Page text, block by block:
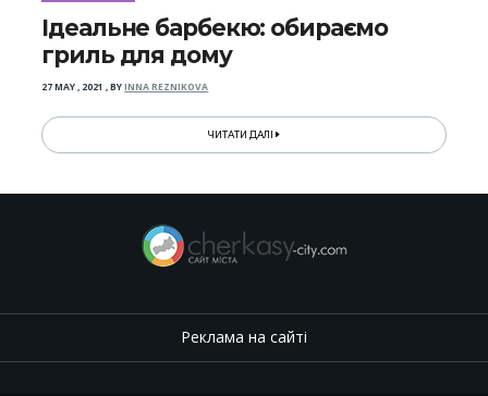
Ідеальне барбекю: обираємо
гриль для дому
27 MAY , 2021 ,BYINNA REZNIKOVA
ЧИТАТИ ДАЛІ
Реклама на сайті